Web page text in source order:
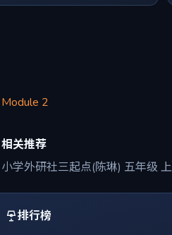
Module 2
相关推荐
小学外研社三起点(陈琳) 五年级
排行榜